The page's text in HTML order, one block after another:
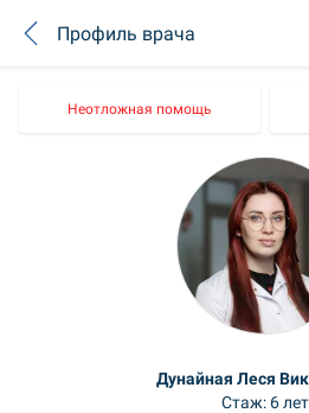
Профиль врача
Неотложная помощь
Дунайная Леся
Стаж: 6 лет